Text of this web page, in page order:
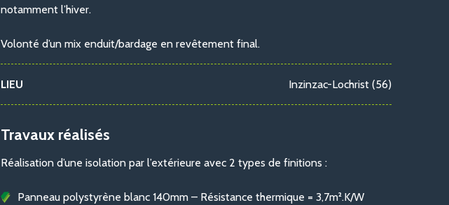
notamment l’hiver.
Volonté d’un mix enduit/bardage en revêtement final.
LIEU Inzinzac-Lochrist (56)
Travaux réalisés
Réalisation d’une isolation par l’extérieure avec 2 types de finitions :
Panneau polystyrène blanc 140mm – Résistance thermique = 3,7m².K/W